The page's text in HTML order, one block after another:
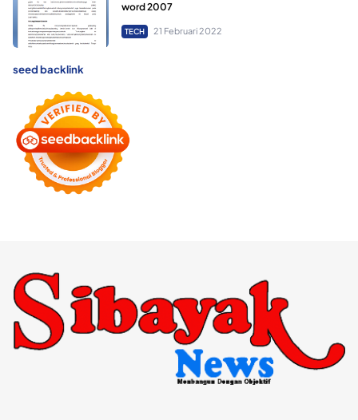
word 2007
TECH 21 Februari 2022
seed backlink